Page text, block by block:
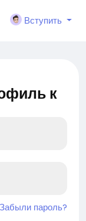
Вступить
к
Забыли пароль?